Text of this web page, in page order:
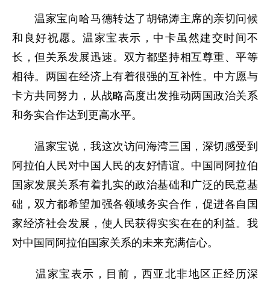
温家宝向哈马德转达了胡锦涛主席的亲切问候
和良好祝愿。温家宝表示，中卡虽然建交时间不
长，但关系发展迅速。双方都坚持相互尊重、平等
相待。两国在经济上有着很强的互补性。中方愿与
卡方共同努力，从战略高度出发推动两国政治关系
和务实合作达到更高水平。
温家宝说，我这次访问海湾三国，深切感受到
阿拉伯人民对中国人民的友好情谊。中国同阿拉伯
国家发展关系有着扎实的政治基础和广泛的民意基
础，双方都希望加强各领域务实合作，促进各自国
家经济社会发展，使人民获得实实在在的利益。我
对中国同阿拉伯国家关系的未来充满信心。
温家宝表示，目前，西亚北非地区正经历深